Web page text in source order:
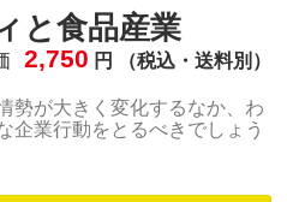
と食品産業
2,750 円 （税込・送料別）
勢が大きく変化するなか、わ
企業行動をとるべきでしょう